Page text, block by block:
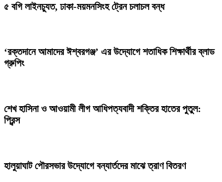
৫ বগি লাইনচ্যুত, ঢাকা-ময়মনসিংহ ট্রেন চলাচল বন্ধ
‘রক্তদানে আমাদের ঈশ্বরগঞ্জ’ এর উদ্যোগে শতাধিক শিক্ষার্থীর ব্লাড
গ্রুপিং
শেখ হাসিনা ও আওয়ামী লীগ আধিপত্যবাদী শক্তির হাতের পুতুল:
প্রিন্স
হালুয়াঘাট পৌরসভার উদ্যোগে বন্যার্তদের মাঝে ত্রাণ বিতরণ